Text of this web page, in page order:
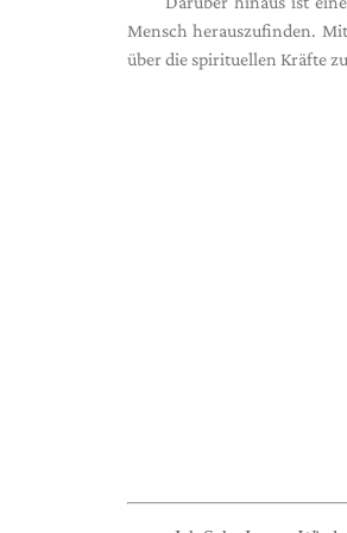
Mensch herauszufinden.
über die spirituellen Kräfte